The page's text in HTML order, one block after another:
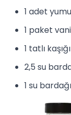
1 adet
1 paket
1 tatlı
2,5 su
1 su bardağı